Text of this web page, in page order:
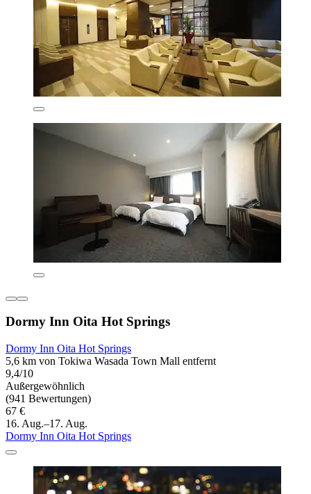
Dormy Inn Oita Hot Springs
Dormy Inn Oita Hot Springs
5,6 km von Tokiwa Wasada Town Mall entfernt
9,4/10
Außergewöhnlich
(941 Bewertungen)
67 €
16. Aug.–17. Aug.
Dormy Inn Oita Hot Springs